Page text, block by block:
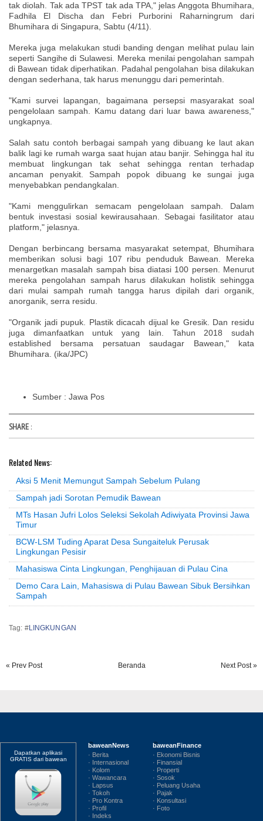
tak diolah. Tak ada TPST tak ada TPA," jelas Anggota Bhumihara,
Fadhila El Discha dan Febri Purborini Raharningrum dari
Bhumihara di Singapura, Sabtu (4/11).
Mereka juga melakukan studi banding dengan melihat pulau lain
seperti Sangihe di Sulawesi. Mereka menilai pengolahan sampah
di Bawean tidak diperhatikan. Padahal pengolahan bisa dilakukan
dengan sederhana, tak harus menunggu dari pemerintah.
"Kami survei lapangan, bagaimana persepsi masyarakat soal
pengelolaan sampah. Kamu datang dari luar bawa awareness,"
ungkapnya.
Salah satu contoh berbagai sampah yang dibuang ke laut akan
balik lagi ke rumah warga saat hujan atau banjir. Sehingga hal itu
membuat lingkungan tak sehat sehingga rentan terhadap
ancaman penyakit. Sampah popok dibuang ke sungai juga
menyebabkan pendangkalan.
"Kami menggulirkan semacam pengelolaan sampah. Dalam
bentuk investasi sosial kewirausahaan. Sebagai fasilitator atau
platform," jelasnya.
Dengan berbincang bersama masyarakat setempat, Bhumihara
memberikan solusi bagi 107 ribu penduduk Bawean. Mereka
menargetkan masalah sampah bisa diatasi 100 persen. Menurut
mereka pengolahan sampah harus dilakukan holistik sehingga
dari mulai sampah rumah tangga harus dipilah dari organik,
anorganik, serra residu.
"Organik jadi pupuk. Plastik dicacah dijual ke Gresik. Dan residu
juga dimanfaatkan untuk yang lain. Tahun 2018 sudah
established bersama persatuan saudagar Bawean," kata
Bhumihara. (ika/JPC)
Sumber : Jawa Pos
SHARE :
Related News:
Aksi 5 Menit Memungut Sampah Sebelum Pulang
Sampah jadi Sorotan Pemudik Bawean
MTs Hasan Jufri Lolos Seleksi Sekolah Adiwiyata Provinsi Jawa
Timur
BCW-LSM Tuding Aparat Desa Sungaiteluk Perusak
Lingkungan Pesisir
Mahasiswa Cinta Lingkungan, Penghijauan di Pulau Cina
Demo Cara Lain, Mahasiswa di Pulau Bawean Sibuk Bersihkan
Sampah
Tag: #LINGKUNGAN
« Prev Post Next Post »
Beranda
Dapatkan aplikasi
GRATIS dari bawean
baweanNews
· Berita
· Internasional
· Kolom
· Wawancara
· Lapsus
· Tokoh
· Pro Kontra
· Profil
· Indeks
baweanFinance
· Ekonomi Bisnis
· Finansial
· Properti
· Sosok
· Peluang Usaha
· Pajak
· Konsultasi
· Foto